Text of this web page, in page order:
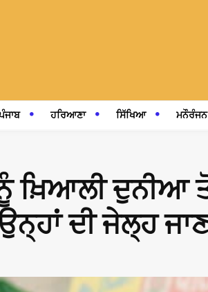
ਹਰਿਆਣਾ ਸਿੱਖਿਆ ਮਨੌਰੰਜਨ
ਦੁਨੀਆ ਤੋਂ
ਦੀ ਜੇਲ੍ਹ